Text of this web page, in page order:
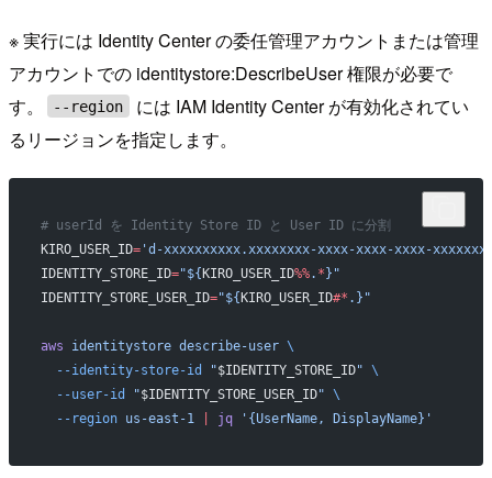
※ 実行には Identity Center の委任管理アカウントまたは管理
アカウントでの identitystore:DescribeUser 権限が必要で
す。
--region
には IAM Identity Center が有効化されてい
るリージョンを指定します。
# userId を Identity Store ID と User ID に分割
KIRO_USER_ID='d-xxxxxxxxxx.xxxxxxxx-xxxx-xxxx-xxxx-
IDENTITY_STORE_ID="${ KIRO_USER_ID%%. * }"
IDENTITY_STORE_USER_ID="${ KIRO_USER_ID#* .}"
aws identitystore describe-user \
  --identity-store-id
"$IDENTITY_STORE_ID" \
  --user-id
"$IDENTITY_STORE_USER_ID" \
  --region
us-east-1 | jq '{UserName, DisplayName}'